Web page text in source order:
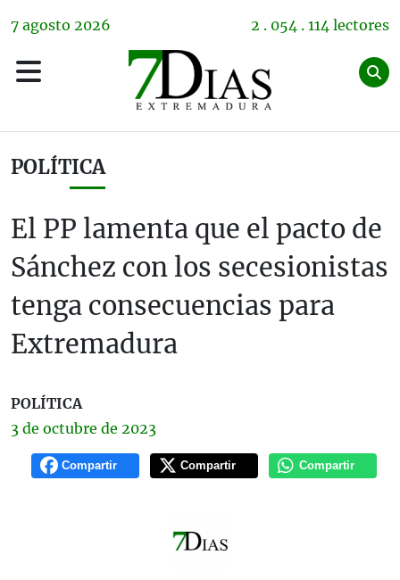
7 agosto 2026 2 . 054 . 114 lectores
POLÍTICA
El PP lamenta que el pacto de
Sánchez con los secesionistas
tenga consecuencias para
Extremadura
POLÍTICA
3 de octubre de 2023
Compartir Compartir Compartir